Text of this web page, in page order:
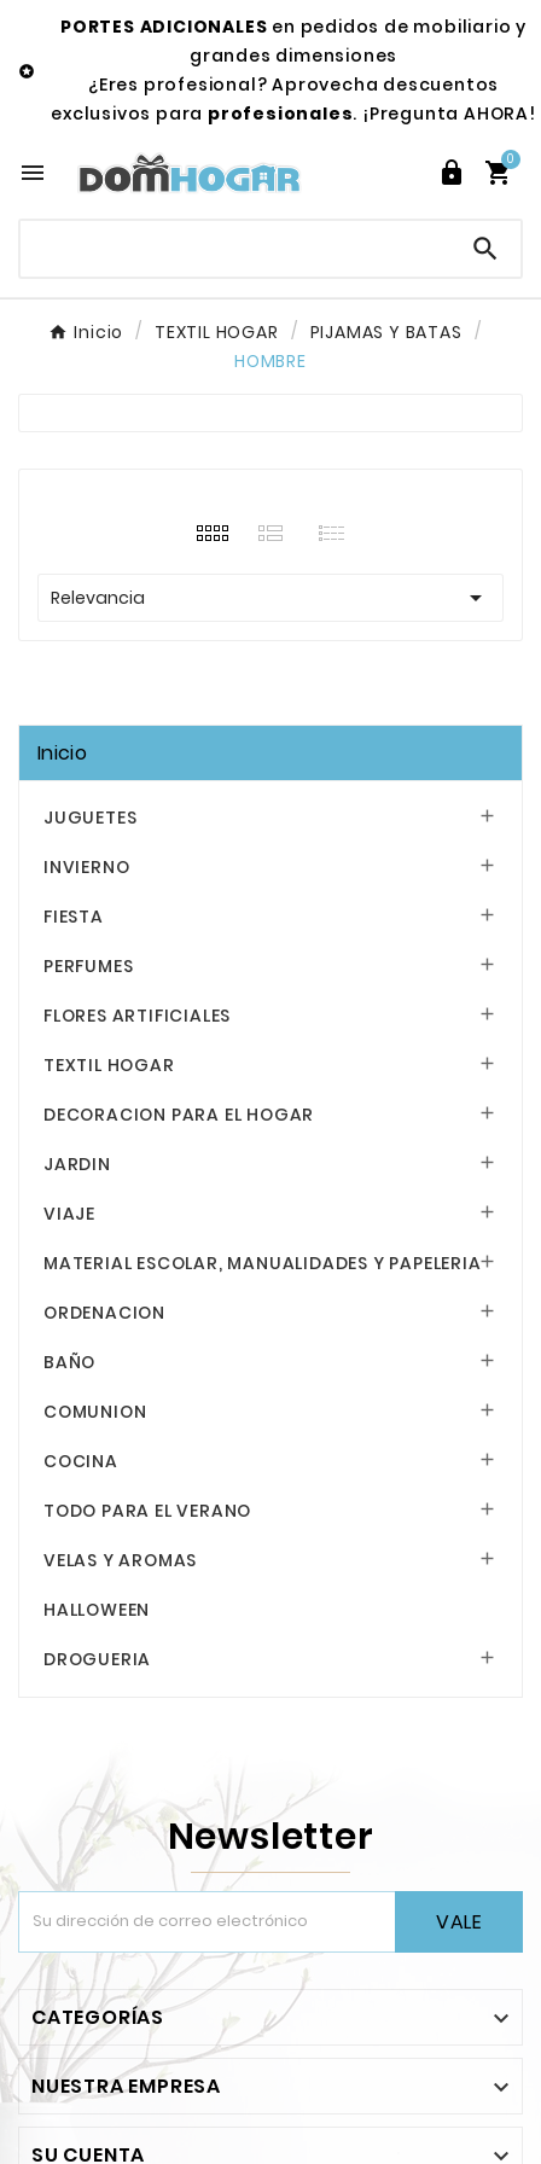

PORTES ADICIONALES en pedidos de mobiliario y
grandes dimensiones
¿Eres profesional? Aprovecha descuentos
exclusivos para profesionales. ¡Pregunta AHORA!
  
0

Inicio TEXTIL HOGAR
PIJAMAS Y BATAS
HOMBRE
Relevancia 
Inicio
JUGUETES 
INVIERNO 
FIESTA 
PERFUMES 
FLORES ARTIFICIALES 
TEXTIL HOGAR 
DECORACION PARA EL HOGAR 
JARDIN 
VIAJE 
MATERIAL ESCOLAR, MANUALIDADES Y PAPELERIA
ORDENACION 
BAÑO 
COMUNION 
COCINA 
TODO PARA EL VERANO 
VELAS Y AROMAS 
HALLOWEEN
DROGUERIA 
Newsletter
VALE
CATEGORÍAS 
NUESTRA EMPRESA 
SU CUENTA 